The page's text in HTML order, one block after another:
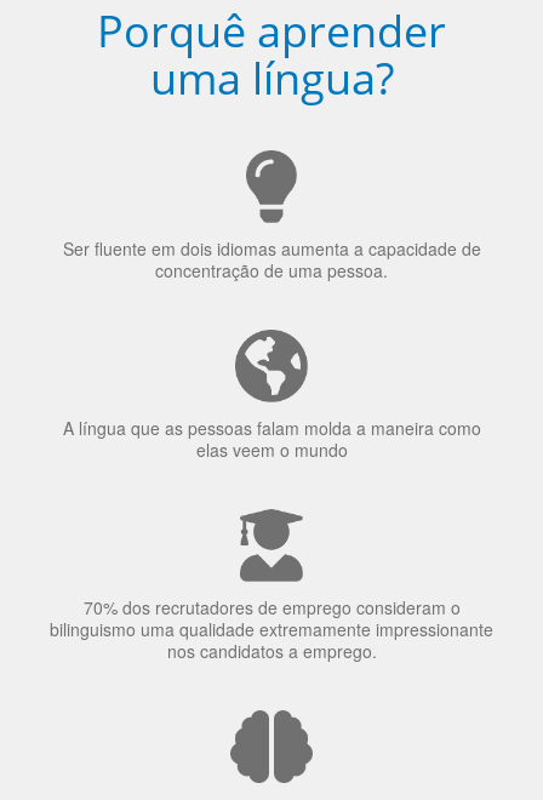
Porquê aprender
uma língua?
Ser fluente em dois idiomas aumenta a capacidade de
concentração de uma pessoa.
A língua que as pessoas falam molda a maneira como
elas veem o mundo
70% dos recrutadores de emprego consideram o
bilinguismo uma qualidade extremamente impressionante
nos candidatos a emprego.